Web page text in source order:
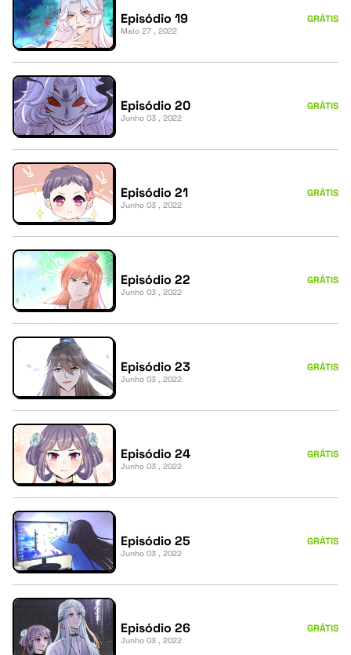
Episódio 19
Maio 27 , 2022
GRÁTIS
Episódio 20
Junho 03 , 2022
GRÁTIS
Episódio 21
Junho 03 , 2022
GRÁTIS
Episódio 22
Junho 03 , 2022
GRÁTIS
Episódio 23
Junho 03 , 2022
GRÁTIS
Episódio 24
Junho 03 , 2022
GRÁTIS
Episódio 25
Junho 03 , 2022
GRÁTIS
Episódio 26
Junho 03 , 2022
GRÁTIS